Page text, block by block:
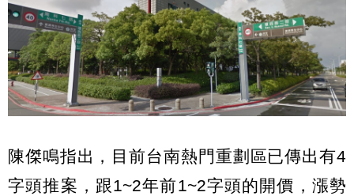
陳傑鳴指出，目前台南熱門重劃區已傳出有4
字頭推案，跟1~2年前1~2字頭的開價，漲勢